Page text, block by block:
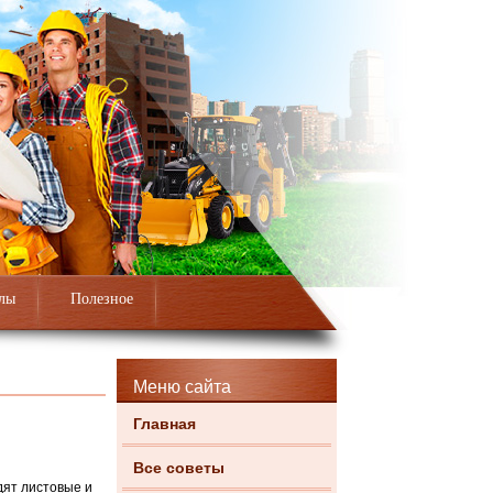
Полезное
Меню сайта
Главная
Все советы
листовые и